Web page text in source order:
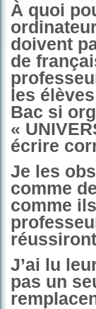
À quoi
doivent
de
les
Bac si
«
écrire
Je les
comme
comme
J’ai lu
pas un